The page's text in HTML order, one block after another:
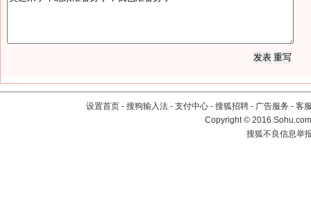
设置首页 - 搜狗输入法 - 支付中心 - 搜狐招聘 - 广告服务 - 客
Copyright©2016
搜狐不良信息举